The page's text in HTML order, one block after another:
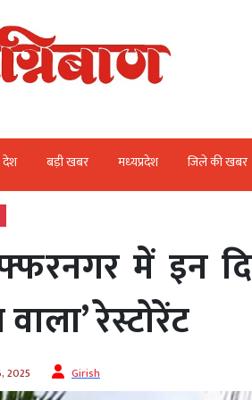
देश बड़ी खबर मध्‍यप्रदेश जिले की खबर
में इन
रेस्टोरेंट
2025 Girish